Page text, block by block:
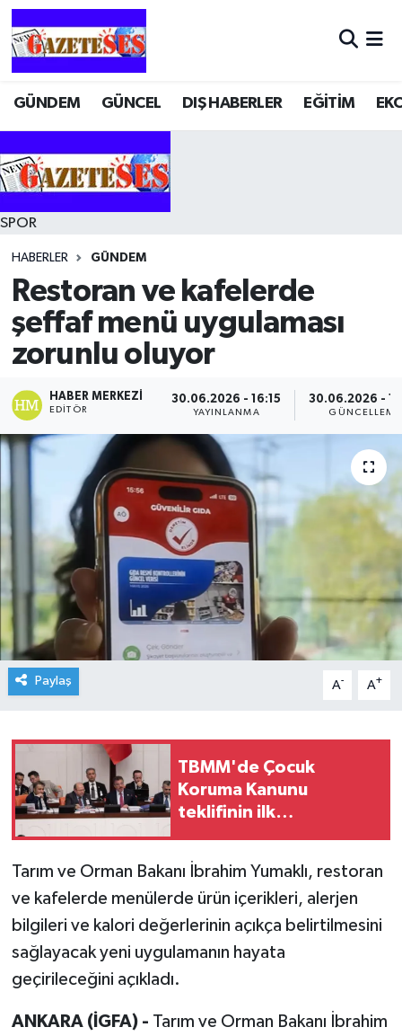
GÜNDEM GÜNCEL DIŞ HABERLER EĞİTİM
SPOR
HABERLER GÜNDEM
Restoran ve kafelerde
şeffaf menü uygulaması
zorunlu oluyor
HABER MERKEZI
EDITÖR
30.06.2026 - 16:15
YAYINLANMA
30.06.2026 -
GÜNCELLEME
Paylaş A- A+
TBMM'de Çocuk
Koruma Kanunu
teklifinin ilk
tamamlandı
Tarım ve Orman Bakanı İbrahim Yumaklı, restoran
ve kafelerde menülerde ürün içerikleri, alerjen
bilgileri ve kalori değerlerinin açıkça belirtilmesini
sağlayacak yeni uygulamanın hayata
geçirileceğini açıkladı.
ANKARA (İGFA) - Tarım ve Orman Bakanı İbrahim